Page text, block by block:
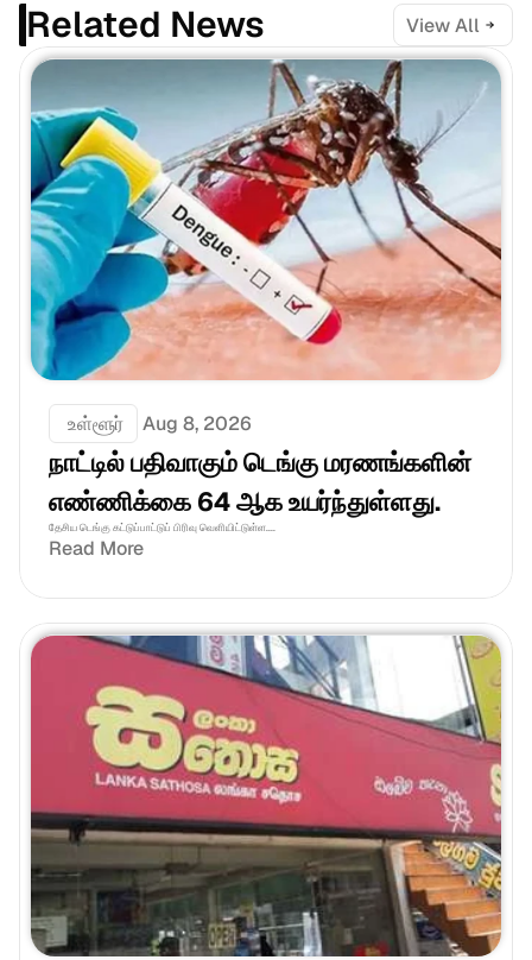
Related News View All
உள்ளூர் Aug 8, 2026
நாட்டில் பதிவாகும் டெங்கு மரணங்களின்
எண்ணிக்கை 64 ஆக உயர்ந்துள்ளது.
தேசிய டெங்கு கட்டுப்பாட்டுப் பிரிவு வெளியிட்டுள்ள....
Read More